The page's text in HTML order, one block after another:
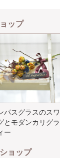
ップ
パスグラスのスワ
とモダンカリグラ
ー
ョップ